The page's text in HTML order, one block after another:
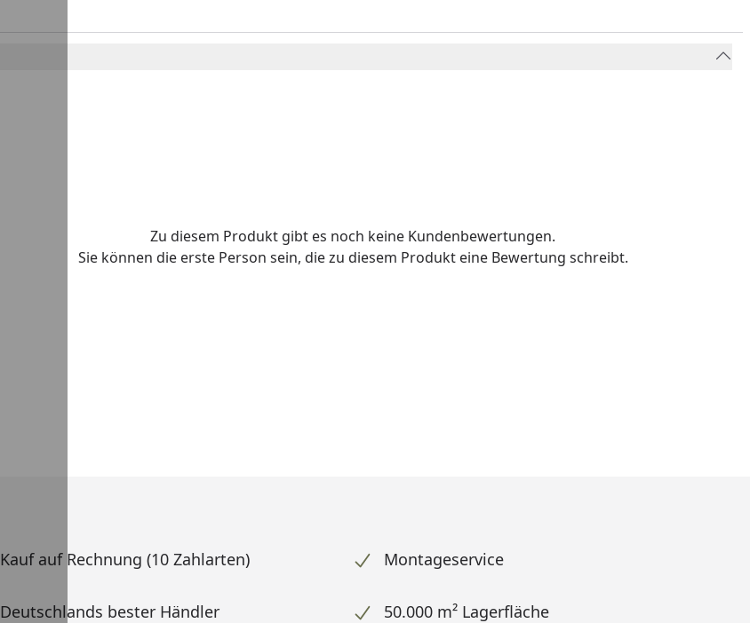
Zu diesem Produkt gibt es noch keine Kundenbewertungen.
Sie können die erste Person sein, die zu diesem Produkt eine Bewertung schreibt.
Kauf auf Rechnung (10 Zahlarten) Montageservice
Deutschlands bester Händler 50.000 m² Lagerfläche